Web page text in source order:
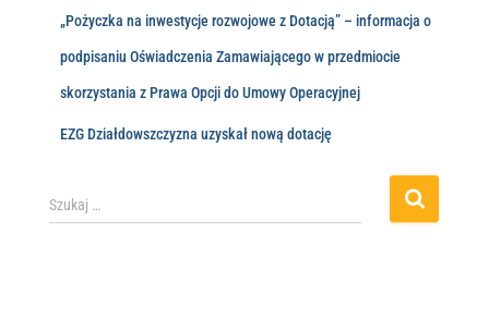
„Pożyczka na inwestycje rozwojowe z Dotacją” – informacja o
podpisaniu Oświadczenia Zamawiającego w przedmiocie
skorzystania z Prawa Opcji do Umowy Operacyjnej
EZG Działdowszczyzna uzyskał nową dotację
Szukaj …